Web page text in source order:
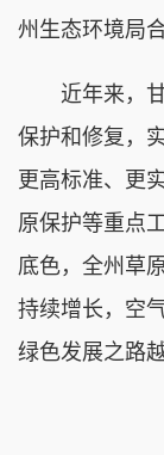
州生态环境局
近年来，甘
保护和修复，
更高标准、更
原保护等重点
底色，全州草
持续增长，空
绿色发展之路